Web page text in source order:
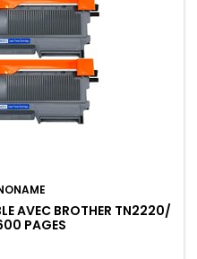
AVEC BROTHER TN2220/
PAGES